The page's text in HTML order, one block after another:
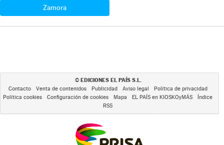
Zamora
© EDICIONES EL PAÍS S.L.
Contacto Venta de contenidos Publicidad Aviso legal
Política de privacidad
Política cookies
Configuración de cookies Mapa EL PAÍS en KIOSKOyMÁS
Índice
RSS